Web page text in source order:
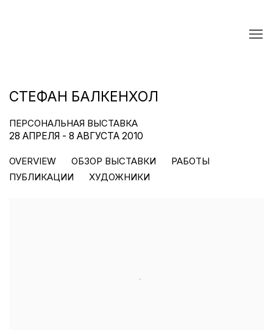
СТЕФАН БАЛКЕНХОЛ
ПЕРСОНАЛЬНАЯ ВЫСТАВКА
28 АПРЕЛЯ - 8 АВГУСТА 2010
OVERVIEW ОБЗОР ВЫСТАВКИ
РАБОТЫ
ПУБЛИКАЦИИ
ХУДОЖНИКИ